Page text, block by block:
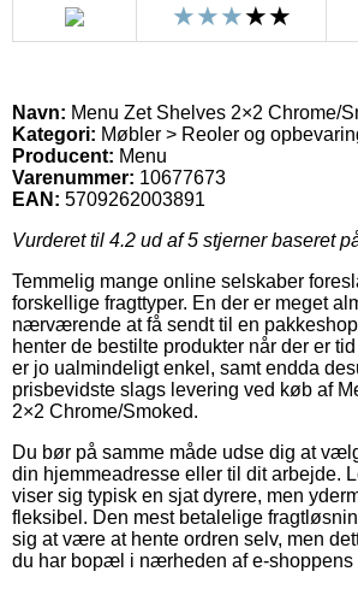
Navn: Menu Zet Shelves 2×2 Chrome/
Kategori: Møbler > Reoler og
Producent: Menu
Varenummer: 10677673
EAN: 5709262003891
Vurderet til 4.2 ud af 5 stjerner baseret
Temmelig mange online selskaber
forskellige fragttyper. En der er meget
nærværende at få sendt til en
henter de bestilte produkter når der er
er jo ualmindeligt enkel, samt endda
prisbevidste slags levering ved køb af
2×2 Chrome/Smoked.
Du bør på samme måde udse dig at
din hjemmeadresse eller til dit arbejde.
viser sig typisk en sjat dyrere, men
fleksibel. Den mest betalelige
sig at være at hente ordren selv, men
du har bopæl i nærheden af e-shoppens